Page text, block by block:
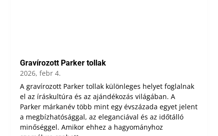
Gravírozott Parker tollak
2026, febr 4.
A gravírozott Parker tollak különleges helyet foglalnak
el az íráskultúra és az ajándékozás világában. A
Parker márkanév több mint egy évszázada egyet jelent
a megbízhatósággal, az eleganciával és az időtálló
minőséggel. Amikor ehhez a hagyományhoz